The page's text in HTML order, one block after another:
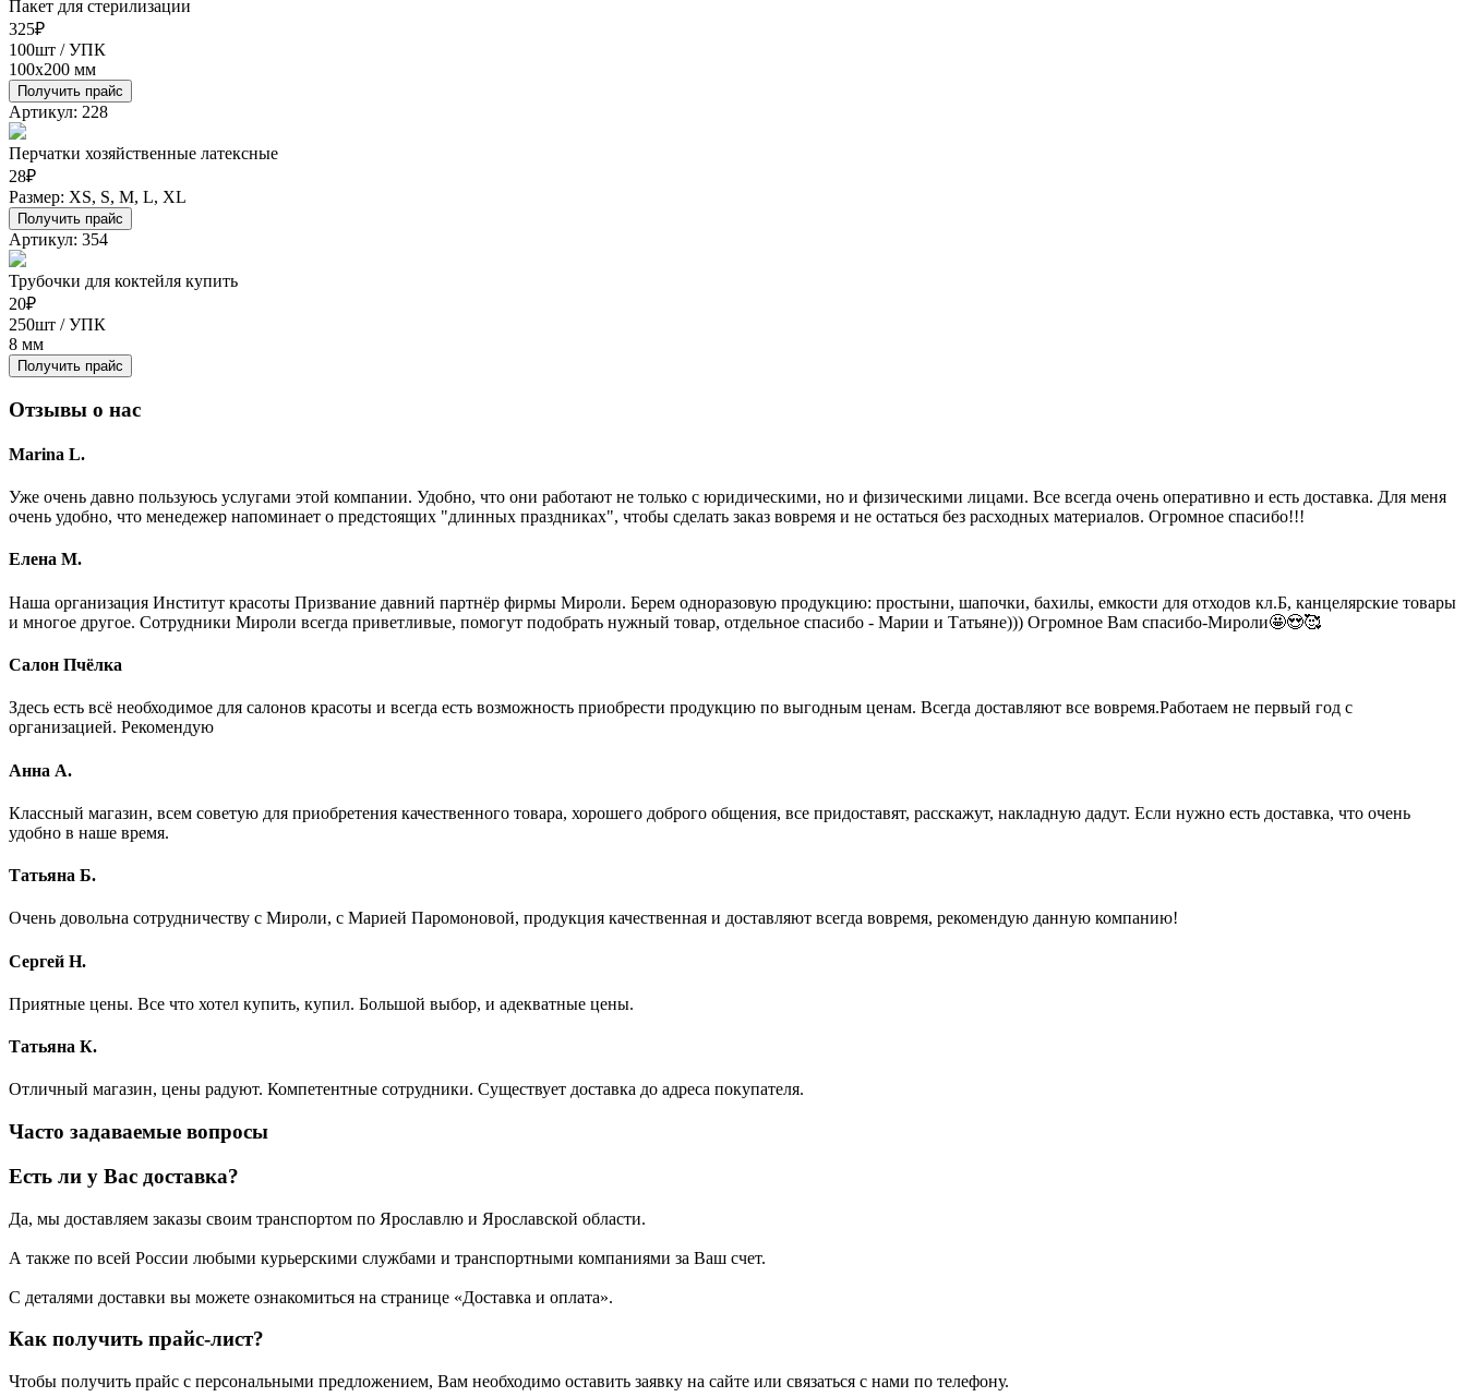
Пакет для стерилизации
325₽
100шт / УПК
100х200 мм
Получить прайс
Артикул: 228
Перчатки хозяйственные латексные
28₽
Размер: XS, S, M, L, XL
Получить прайс
Артикул: 354
Трубочки для коктейля купить
20₽
250шт / УПК
8 мм
Получить прайс
Отзывы о нас
Marina L.
Уже очень давно пользуюсь услугами этой компании. Удобно, что они работают не только с юридическими, но и физическими лицами. Все всегда очень оперативно и есть доставка. Для меня
очень удобно, что менедежер напоминает о предстоящих "длинных праздниках", чтобы сделать заказ вовремя и не остаться без расходных материалов. Огромное спасибо!!!
Елена М.
Наша организация Институт красоты Призвание давний партнёр фирмы Мироли. Берем одноразовую продукцию: простыни, шапочки, бахилы, емкости для отходов кл.Б, канцелярские товары
и многое другое. Сотрудники Мироли всегда приветливые, помогут подобрать нужный товар, отдельное спасибо - Марии и Татьяне))) Огромное Вам спасибо-Мироли🤩😍🥰
Салон Пчёлка
Здесь есть всё необходимое для салонов красоты и всегда есть возможность приобрести продукцию по выгодным ценам. Всегда доставляют все вовремя.Работаем не первый год с
организацией. Рекомендую
Анна А.
Классный магазин, всем советую для приобретения качественного товара, хорошего доброго общения, все придоставят, расскажут, накладную дадут. Если нужно есть доставка, что очень
удобно в наше время.
Татьяна Б.
Очень довольна сотрудничеству с Мироли, с Марией Паромоновой, продукция качественная и доставляют всегда вовремя, рекомендую данную компанию!
Сергей Н.
Приятные цены. Все что хотел купить, купил. Большой выбор, и адекватные цены.
Татьяна К.
Отличный магазин, цены радуют. Компетентные сотрудники. Существует доставка до адреса покупателя.
Часто задаваемые вопросы
Есть ли у Вас доставка?
Да, мы доставляем заказы своим транспортом по Ярославлю и Ярославской области.
А также по всей России любыми курьерскими службами и транспортными компаниями за Ваш счет.
С деталями доставки вы можете ознакомиться на странице «Доставка и оплата».
Как получить прайс-лист?
Чтобы получить прайс с персональными предложением, Вам необходимо оставить заявку на сайте или связаться с нами по телефону.